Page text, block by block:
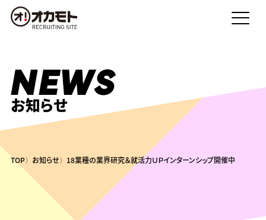
NEWS
お知らせ
TOP お知らせ 18業種の業界研究＆就活力ＵＰインターンシップ開催中